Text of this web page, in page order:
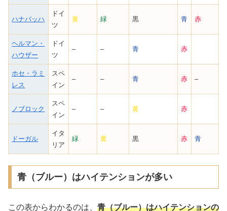
ハナバッハ
ドイ
ツ
黄 緑 黒 青 赤
ヘルマン・
ハウザー
ドイ
ツ
– – 青 赤
ホセ・ラミ
レス
スペ
イン
– – 青 赤 –
ノブロック
スペ
イン
– – 黄 赤
ドーガル
イタ
リア
緑 黄 黒 赤 青
青（ブルー）はハイテンションが多い
この表からわかるのは、 青（ブルー）はハイテンションの